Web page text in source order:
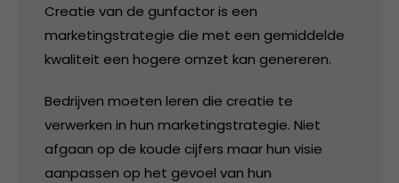
Creatie van de gunfactor is een
marketingstrategie die met een gemiddelde
kwaliteit een hogere omzet kan genereren.
Bedrijven moeten leren die creatie te
verwerken in hun marketingstrategie. Niet
afgaan op de koude cijfers maar hun visie
aanpassen op het gevoel van hun